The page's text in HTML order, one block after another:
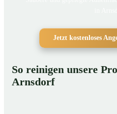
Jetzt kostenloses
So reinigen unsere
Arnsdorf